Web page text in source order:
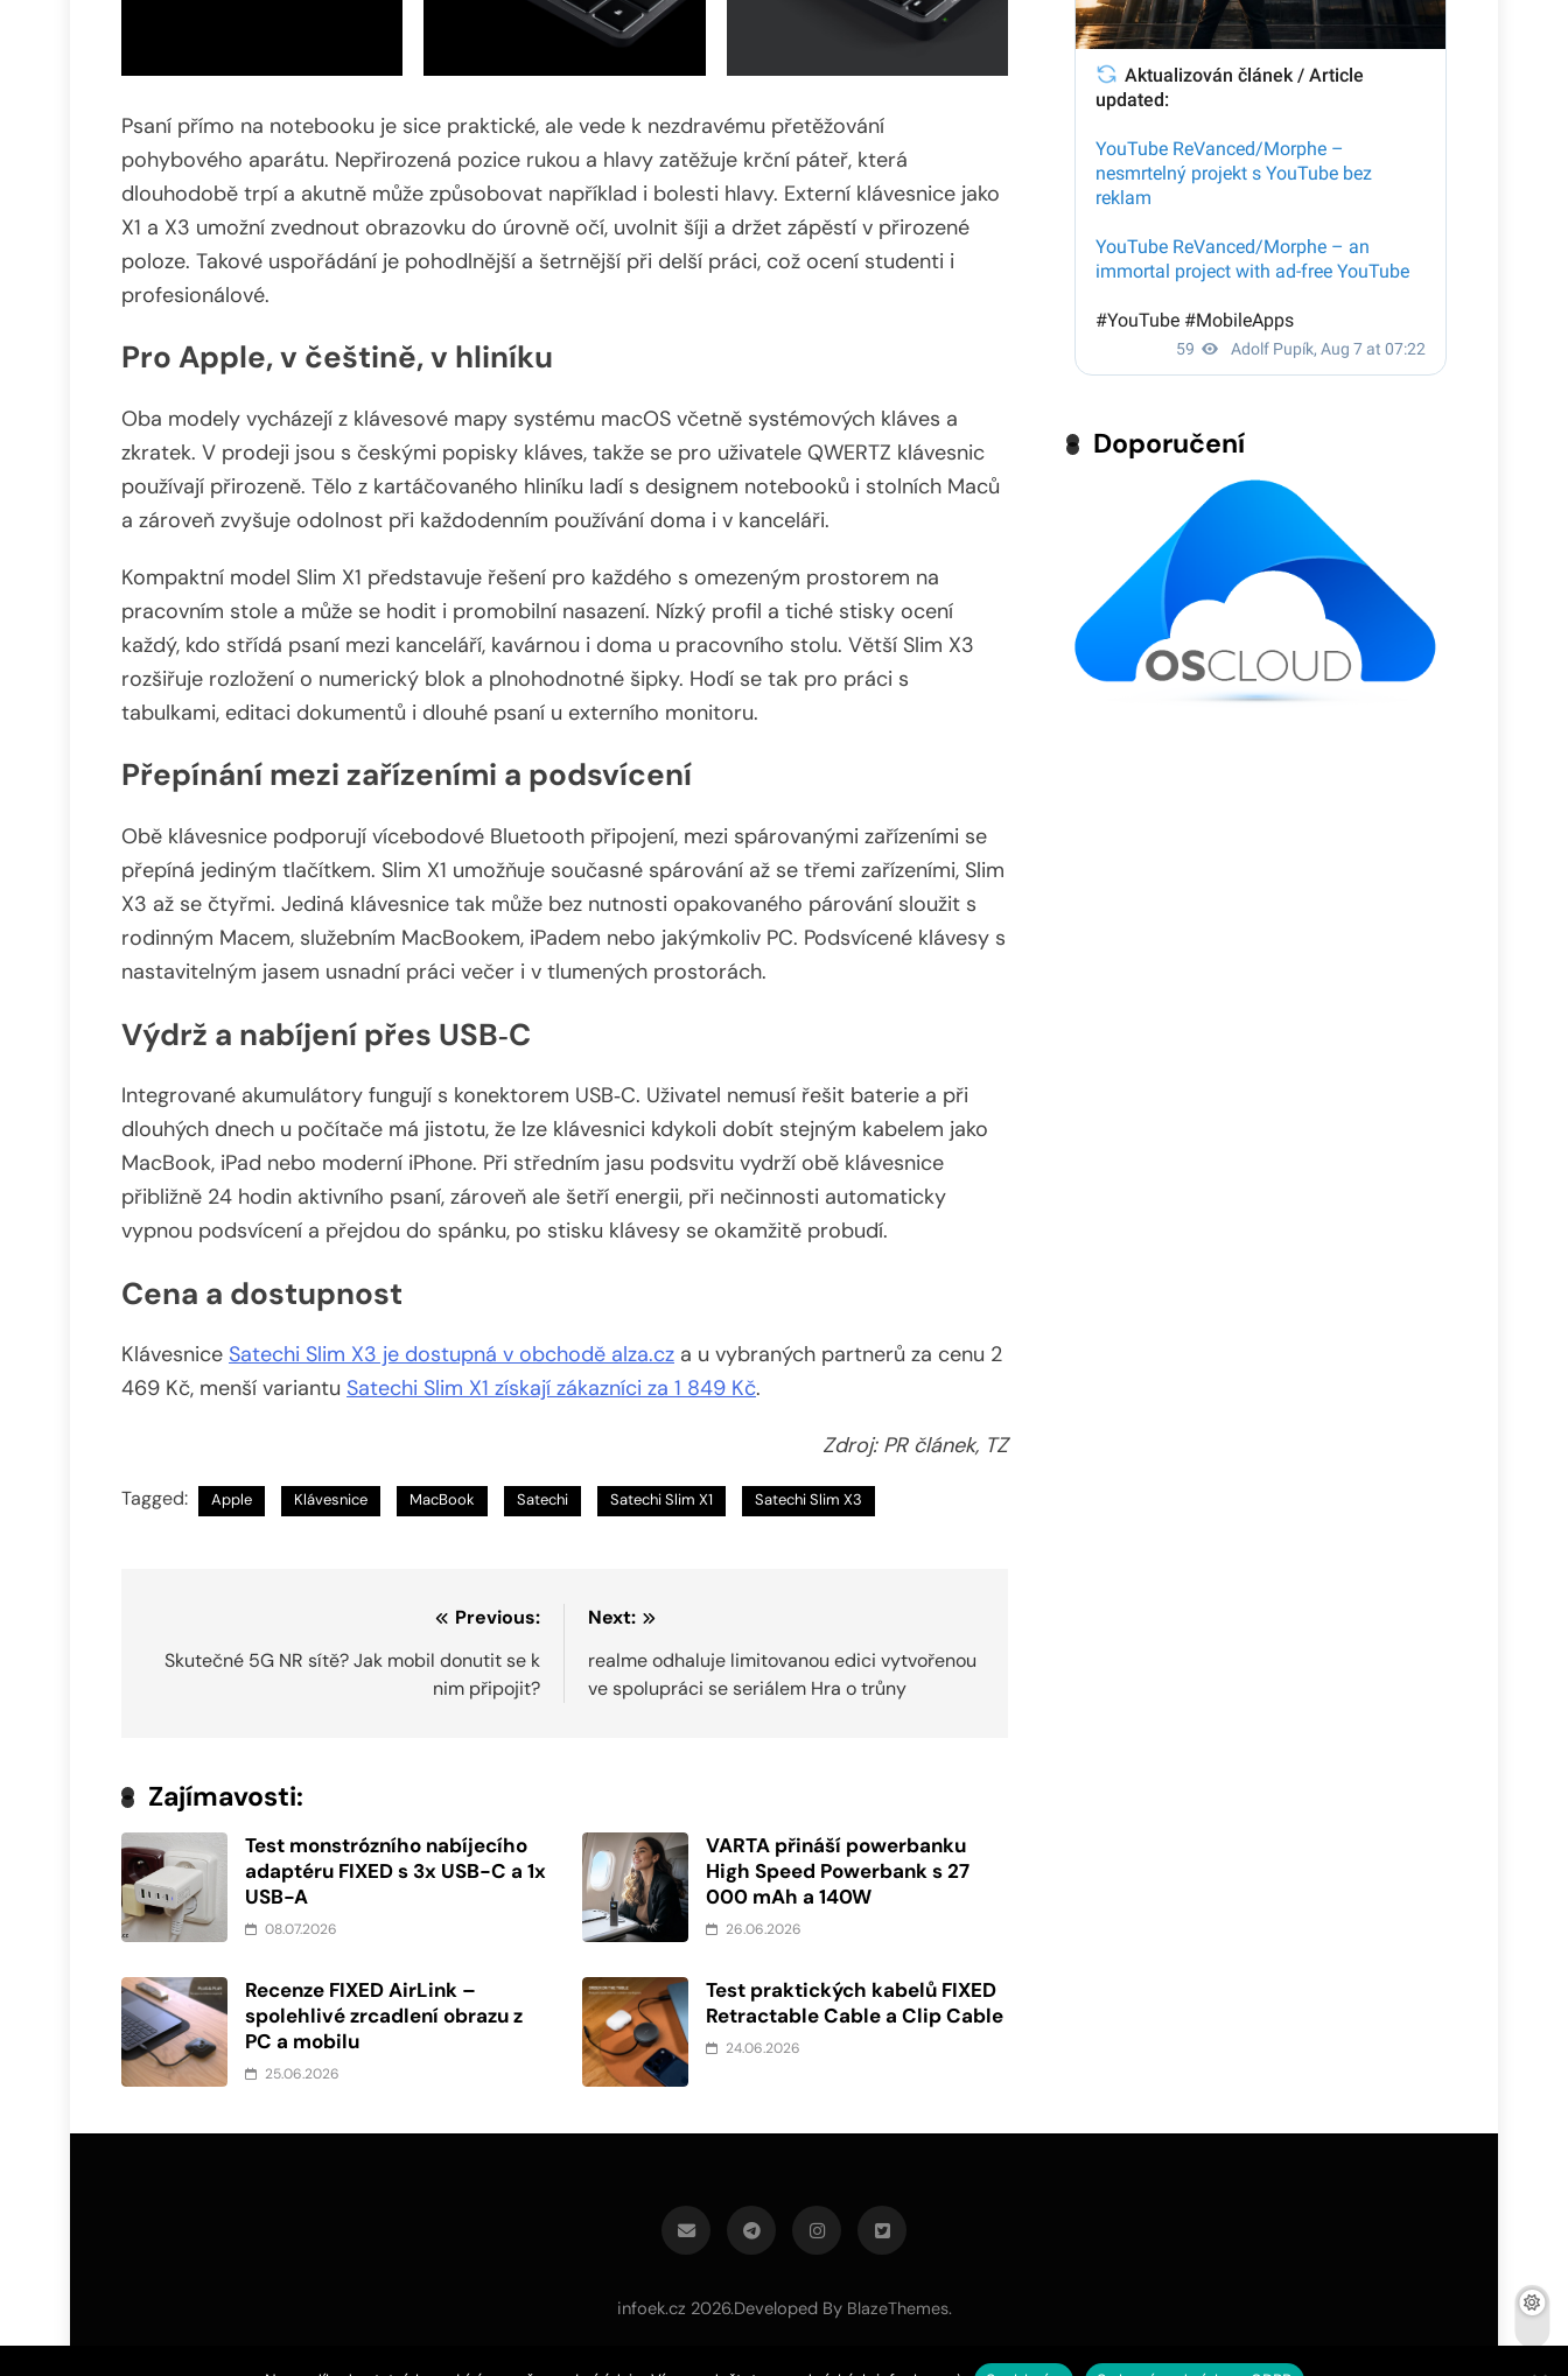
Psaní přímo na notebooku je sice praktické, ale vede k nezdravému přetěžování
pohybového aparátu. Nepřirozená pozice rukou a hlavy zatěžuje krční páteř, která
dlouhodobě trpí a akutně může způsobovat například i bolesti hlavy. Externí klávesnice jako
X1 a X3 umožní zvednout obrazovku do úrovně očí, uvolnit šíji a držet zápěstí v přirozené
poloze. Takové uspořádání je pohodlnější a šetrnější při delší práci, což ocení studenti i
profesionálové.
Pro Apple, v češtině, v hliníku
Oba modely vycházejí z klávesové mapy systému macOS včetně systémových kláves a
zkratek. V prodeji jsou s českými popisky kláves, takže se pro uživatele QWERTZ klávesnic
používají přirozeně. Tělo z kartáčovaného hliníku ladí s designem notebooků i stolních Maců
a zároveň zvyšuje odolnost při každodenním používání doma i v kanceláři.
Kompaktní model Slim X1 představuje řešení pro každého s omezeným prostorem na
pracovním stole a může se hodit i promobilní nasazení. Nízký profil a tiché stisky ocení
každý, kdo střídá psaní mezi kanceláří, kavárnou i doma u pracovního stolu. Větší Slim X3
rozšiřuje rozložení o numerický blok a plnohodnotné šipky. Hodí se tak pro práci s
tabulkami, editaci dokumentů i dlouhé psaní u externího monitoru.
Přepínání mezi zařízeními a podsvícení
Obě klávesnice podporují vícebodové Bluetooth připojení, mezi spárovanými zařízeními se
přepíná jediným tlačítkem. Slim X1 umožňuje současné spárování až se třemi zařízeními, Slim
X3 až se čtyřmi. Jediná klávesnice tak může bez nutnosti opakovaného párování sloužit s
rodinným Macem, služebním MacBookem, iPadem nebo jakýmkoliv PC. Podsvícené klávesy s
nastavitelným jasem usnadní práci večer i v tlumených prostorách.
Výdrž a nabíjení přes USB‑C
Integrované akumulátory fungují s konektorem USB‑C. Uživatel nemusí řešit baterie a při
dlouhých dnech u počítače má jistotu, že lze klávesnici kdykoli dobít stejným kabelem jako
MacBook, iPad nebo moderní iPhone. Při středním jasu podsvitu vydrží obě klávesnice
přibližně 24 hodin aktivního psaní, zároveň ale šetří energii, při nečinnosti automaticky
vypnou podsvícení a přejdou do spánku, po stisku klávesy se okamžitě probudí.
Cena a dostupnost
Klávesnice Satechi Slim X3 je dostupná v obchodě alza.cz a u vybraných partnerů za cenu 2
469 Kč, menší variantu Satechi Slim X1 získají zákazníci za 1 849 Kč.
Zdroj: PR článek, TZ
Tagged: Apple Klávesnice MacBook Satechi Satechi Slim X1 Satechi Slim X3
pro
Previous:
Skutečné 5G NR sítě? Jak mobil donutit se k
nim připojit?
Next:
realme odhaluje limitovanou edici vytvořenou
ve spolupráci se seriálem Hra o trůny
Zajímavosti:
Test monstrózního nabíjecího
adaptéru FIXED s 3x USB-C a 1x
USB-A
08.07.2026
VARTA přináší powerbanku
High Speed Powerbank s 27
000 mAh a 140W
26.06.2026
Recenze FIXED AirLink –
spolehlivé zrcadlení obrazu z
PC a mobilu
25.06.2026
Test praktických kabelů FIXED
Retractable Cable a Clip Cable
24.06.2026
Doporučení
infoek.cz 2026.Developed By BlazeThemes.